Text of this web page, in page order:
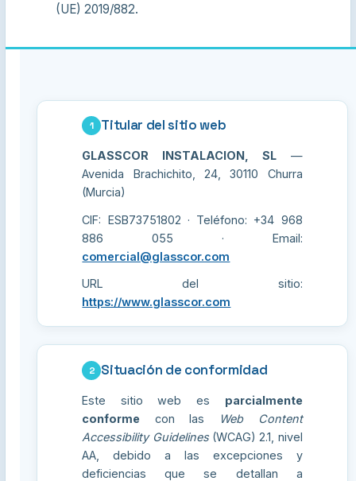
(UE) 2019/882.
1 Titular del sitio web
GLASSCOR INSTALACION, SL—
Avenida Brachichito, 24, 30110 Churra
(Murcia)
CIF: ESB73751802 · Teléfono: +34 968
886 055 · Email:
comercial@glasscor.com
URL del sitio:
https://www.glasscor.com
2 Situación de conformidad
Este sitio web es parcialmente
conforme con las
Web Content
Accessibility Guidelines(WCAG) 2.1, nivel
AA, debido a las excepciones y
deficiencias que se detallan a